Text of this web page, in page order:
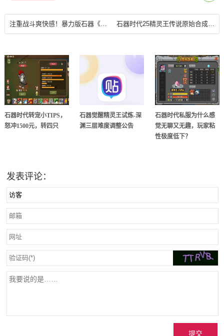
注重战斗爽快感！暴力版石器《重返部落》今日公测 18183手机游戏第一门户 石器时代25精灵王传说原始合成攻略
石器时代转宠小TIPS，
怒冲1500元，转四只
石器觉醒精灵王试炼-深
渊三层难度调整公告
石器时代私服为什么感
觉无聊又无趣，玩家粘
性极度低下？
发表评论：